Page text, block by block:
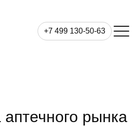
+7 499 130-50-63
рынка